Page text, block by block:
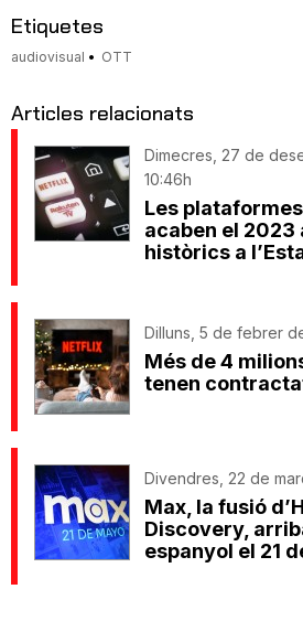
Etiquetes
audiovisual OTT
Articles relacionats
Dimecres, 27 de
10:46h
Les
acaben el 2023
històrics a
Dilluns, 5 de febrer
Més de 4
tenen
Divendres, 22 de
Max, la fusió
Discovery,
espanyol el 21